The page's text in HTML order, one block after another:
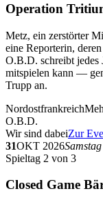
Operation
Metz, ein zerstörter
eine Reporterin,
O.B.D. schreibt jedes
mitspielen kann —
Trupp an.
Nordostfrankreich
O.B.D.
Wir sind dabeiZur
31OKT 2026Samstag
Spieltag 2 von 3
Closed Game